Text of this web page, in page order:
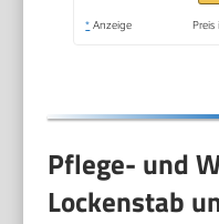
* Anzeige
Pflege- und
Lockenstab